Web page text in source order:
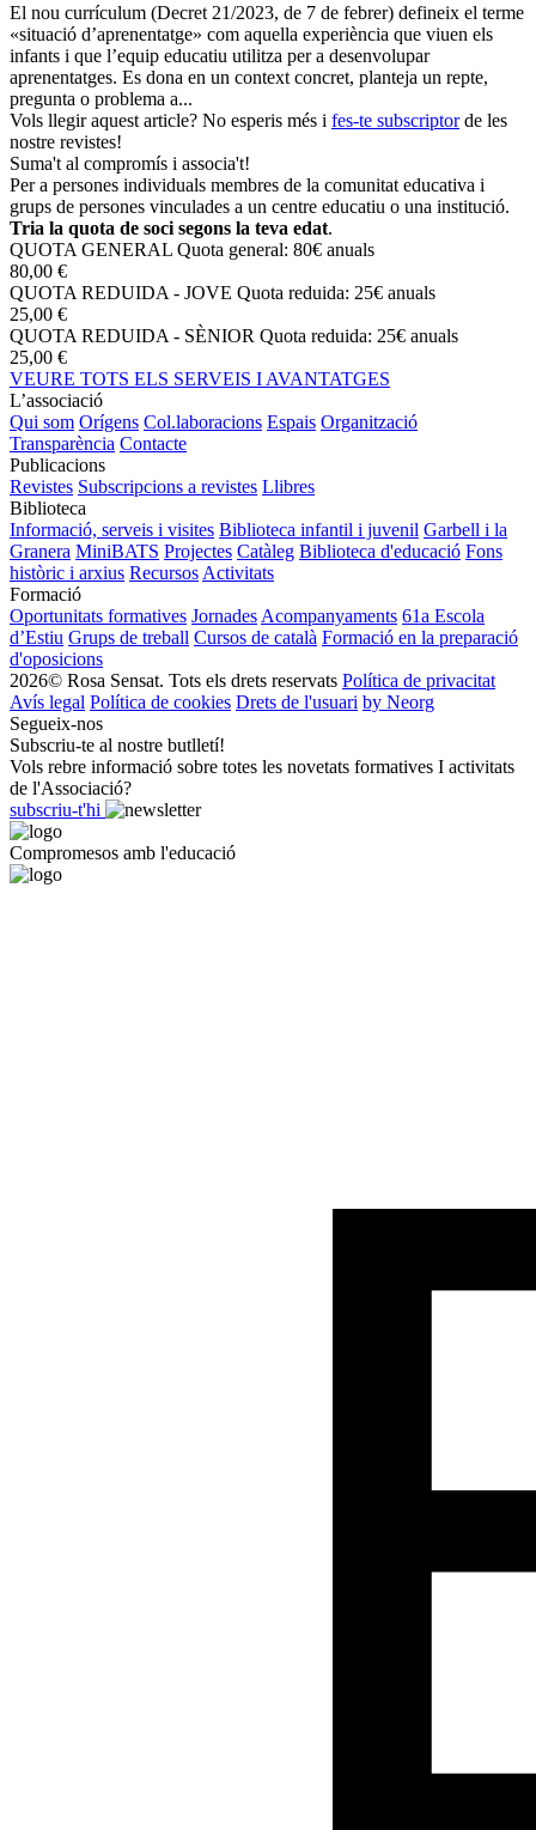
El nou currículum (Decret 21/2023, de 7 de febrer) defineix el terme
«situació d’aprenentatge» com aquella experiència que viuen els
infants i que l’equip educatiu utilitza per a desenvolupar
aprenentatges. Es dona en un context concret, planteja un repte,
pregunta o problema a...
Vols llegir aquest article? No esperis més i fes-te subscriptor de les
nostre revistes!
Suma't al compromís i associa't!
Per a persones individuals membres de la comunitat educativa i
grups de persones vinculades a un centre educatiu o una institució.
Tria la quota de soci segons la teva edat.
QUOTA GENERAL Quota general: 80€ anuals
80,00 €
QUOTA REDUIDA - JOVE Quota reduida: 25€ anuals
25,00 €
QUOTA REDUIDA - SÈNIOR Quota reduida: 25€ anuals
25,00 €
VEURE TOTS ELS SERVEIS I AVANTATGES
L’associació
Qui som Orígens Col.laboracions Espais Organització
Transparència Contacte
Publicacions
Revistes Subscripcions a revistes Llibres
Biblioteca
Informació, serveis i visites Biblioteca infantil i juvenil Garbell i la
Granera MiniBATS Projectes Catàleg Biblioteca d'educació Fons
històric i arxius Recursos Activitats
Formació
Oportunitats formatives Jornades Acompanyaments 61a Escola
d’Estiu Grups de treball Cursos de català Formació en la preparació
d'oposicions
2026© Rosa Sensat. Tots els drets reservats Política de privacitat
Avís legal Política de cookies Drets de l'usuari by Neorg
Segueix-nos
Subscriu-te al nostre butlletí!
Vols rebre informació sobre totes les novetats formatives I activitats
de l'Associació?
subscriu-t'hi
Compromesos amb l'educació